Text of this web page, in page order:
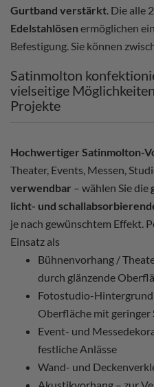
Gurtband verstärkt. Die alle
Edelstahlösen ermöglichen
Befestigung. Sie können
Satinmolton
vielseitige
Projekte
Hochwertiger Satinmolton-
Theater, Events, Messen,
verwendbar – wählen Sie die
licht- und
je nach gewünschtem Effekt.
Einsatz als
Bühnenvorhang /
durch glänzende
Fotostudio-
Oberfläche mit geringer
Event- und
festliche Anlässe
Wand- und